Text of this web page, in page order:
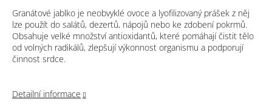
Granátové jablko je neobvyklé ovoce a lyofilizovaný prášek z něj
lze použít do salátů, dezertů, nápojů nebo ke zdobení pokrmů.
Obsahuje velké množství antioxidantů, které pomáhají čistit tělo
od volných radikálů, zlepšují výkonnost organismu a podporují
činnost srdce.
Detailní informace